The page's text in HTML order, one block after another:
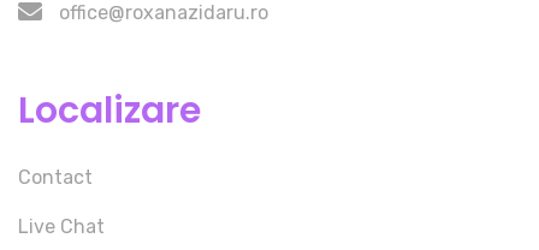
office@roxanazidaru.ro
Localizare
Contact
Live Chat